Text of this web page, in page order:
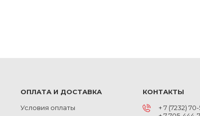
ОПЛАТА И ДОСТАВКА
Условия оплаты
КОНТАКТЫ
+ 7 (7232) 70-